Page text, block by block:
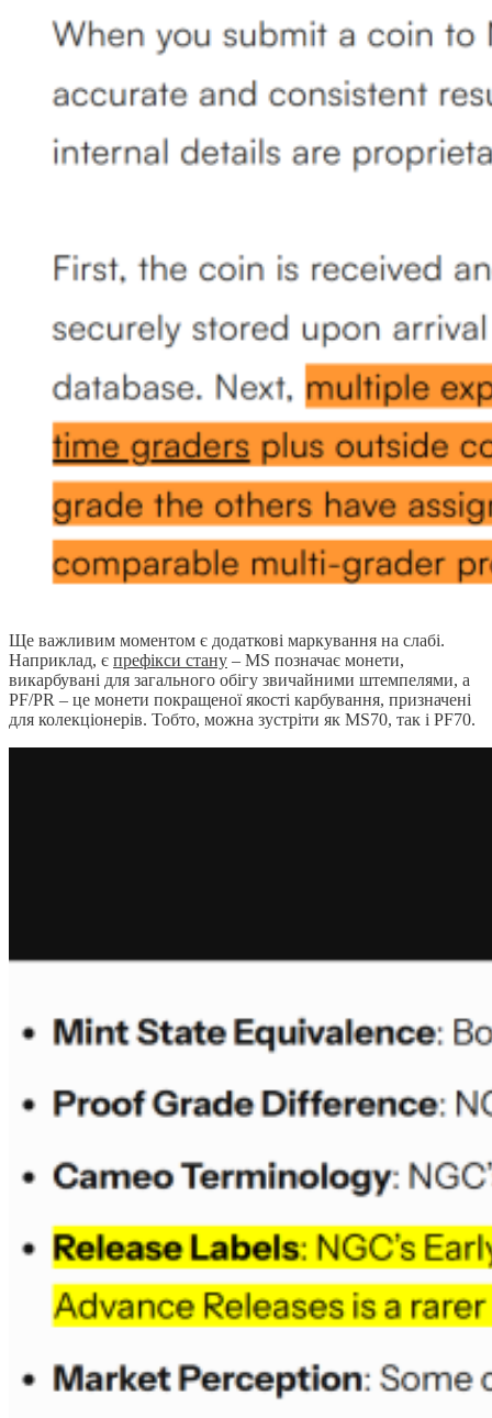
Ще важливим моментом є додаткові маркування на слабі.
Наприклад, є префікси стану – MS позначає монети,
викарбувані для загального обігу звичайними штемпелями, а
PF/PR – це монети покращеної якості карбування, призначені
для колекціонерів. Тобто, можна зустріти як MS70, так і PF70.